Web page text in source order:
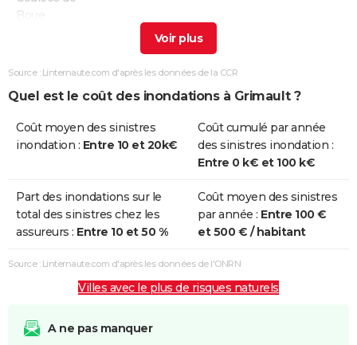
Boue
et/ou
Boue
03/05/2013 05/05/2013
Inondations
et/ou
10/06/2007 10/06/2007 1 j Oui
Inondations
et/ou
Coulées de
25/12/1999 29/12/1999 5 j Non
et/ou
Source : Linternaute.com d'après les données de la CCR
Quel est le coût des inondations à Grimault ?
Coût moyen des sinistres
inondation : Entre 10 et 20k€
Coût cumulé par année
des sinistres inondation :
Entre 0 k€ et 100 k€
Part des inondations sur le
total des sinistres chez les
assureurs : Entre 10 et 50 %
Coût moyen des sinistres
par année : Entre 100 €
et 500 € / habitant
Source : Linternaute.com d'après les données de l'ONRN
Villes avec le plus de risques naturels
A ne pas manquer